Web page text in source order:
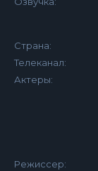
Страна:
Телеканал:
Актеры:
Режиссер: